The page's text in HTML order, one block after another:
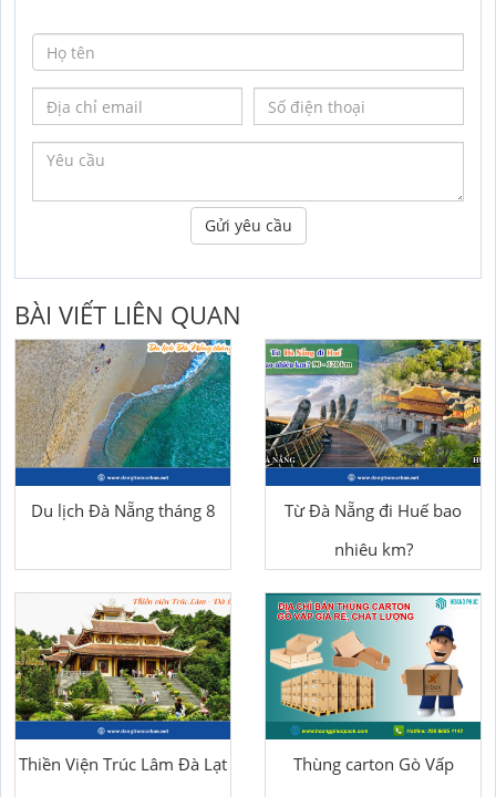
Gửi yêu cầu
BÀI VIẾT LIÊN QUAN
Du lịch Đà Nẵng tháng 8
Từ Đà Nẵng đi Huế bao
nhiêu km?
Thiền Viện Trúc Lâm Đà Lạt Thùng carton Gò Vấp